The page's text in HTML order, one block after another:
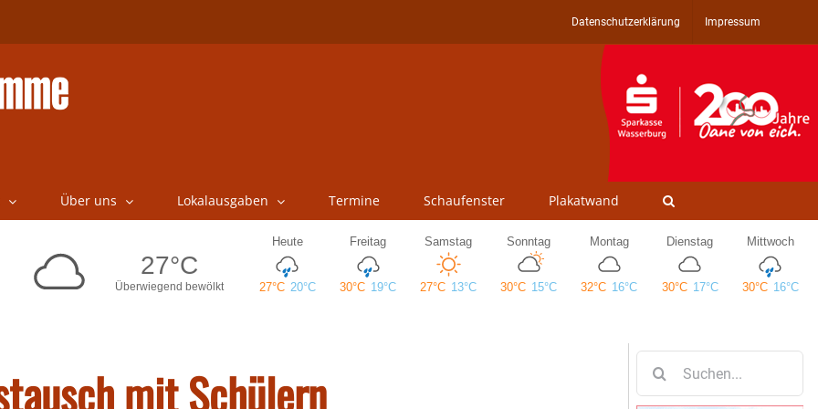
Datenschutzerklärung Impressum
Über uns Lokalausgaben Termine Schaufenster Plakatwand
mit Schülern
nach: